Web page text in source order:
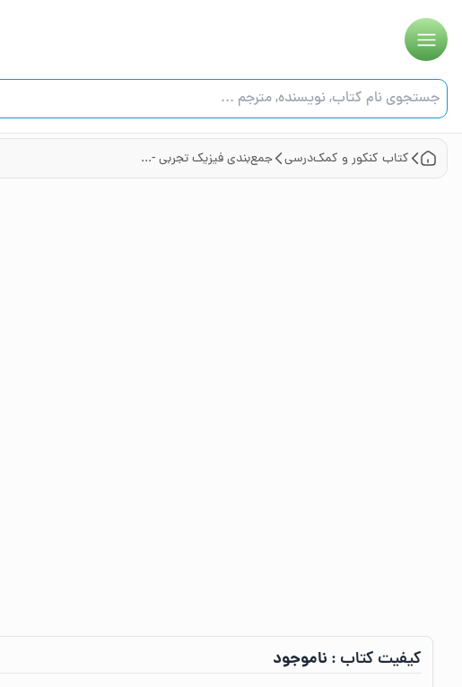
کتاب کنکور و کمک‌درسی جمع‌بندی فیزیک تجربی - کنکور
کیفیت کتاب :‌ ناموجود